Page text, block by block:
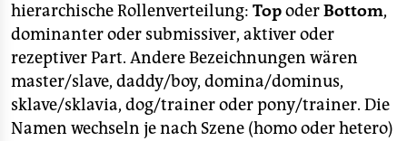
shop
fragen & hilfe
unterstützen
abo
hierarchische Rollenverteilung: TopoderBottom,
dominanter oder submissiver, aktiver oder
rezeptiver Part. Andere Bezeichnungen wären
master/slave, daddy/boy, domina/dominus,
sklave/sklavia, dog/trainer oder pony/trainer. Die
Namen wechseln je nach Szene (homo oder hetero)